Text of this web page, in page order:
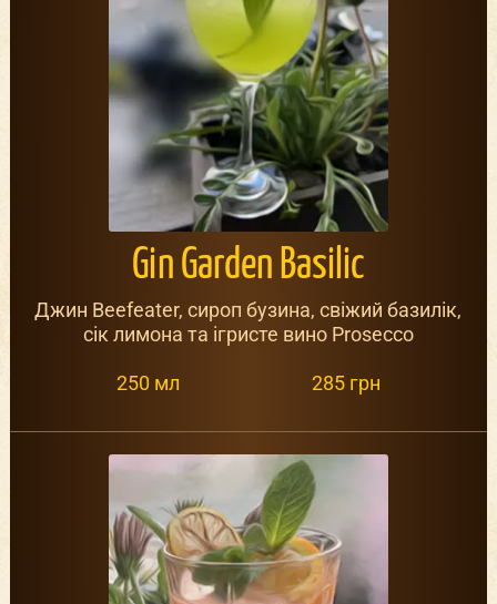
Gin Garden Basilic
Джин Beefeater, сироп бузина, свіжий базилік,
сік лимона та ігристе вино Prosecco
250 мл 285 грн